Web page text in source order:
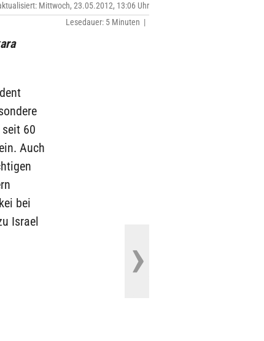
Mittwoch, 23.05.2012, 13:06 Uhr
Lesedauer: 5 Minuten |
60
Auch
bei
Israel